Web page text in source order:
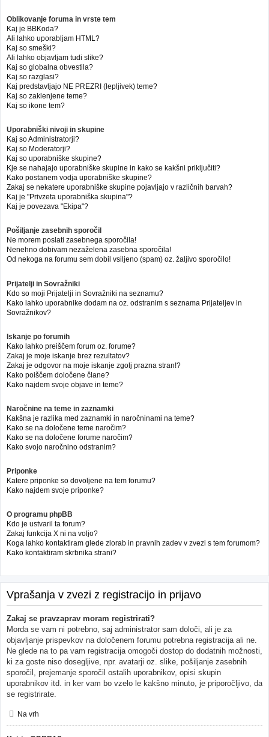
Oblikovanje foruma in vrste tem
Kaj je BBKoda?
Ali lahko uporabljam HTML?
Kaj so smeški?
Ali lahko objavljam tudi slike?
Kaj so globalna obvestila?
Kaj so razglasi?
Kaj predstavljajo NE PREZRI (lepljivek) teme?
Kaj so zaklenjene teme?
Kaj so ikone tem?
Uporabniški nivoji in skupine
Kaj so Administratorji?
Kaj so Moderatorji?
Kaj so uporabniške skupine?
Kje se nahajajo uporabniške skupine in kako se kakšni priključiti?
Kako postanem vodja uporabniške skupine?
Zakaj se nekatere uporabniške skupine pojavljajo v različnih barvah?
Kaj je "Privzeta uporabniška skupina"?
Kaj je povezava "Ekipa"?
Pošiljanje zasebnih sporočil
Ne morem poslati zasebnega sporočila!
Nenehno dobivam nezaželena zasebna sporočila!
Od nekoga na forumu sem dobil vsiljeno (spam) oz. žaljivo sporočilo!
Prijatelji in Sovražniki
Kdo so moji Prijatelji in Sovražniki na seznamu?
Kako lahko uporabnike dodam na oz. odstranim s seznama Prijateljev in
Sovražnikov?
Iskanje po forumih
Kako lahko preiščem forum oz. forume?
Zakaj je moje iskanje brez rezultatov?
Zakaj je odgovor na moje iskanje zgolj prazna stran!?
Kako poiščem določene člane?
Kako najdem svoje objave in teme?
Naročnine na teme in zaznamki
Kakšna je razlika med zaznamki in naročninami na teme?
Kako se na določene teme naročim?
Kako se na določene forume naročim?
Kako svojo naročnino odstranim?
Priponke
Katere priponke so dovoljene na tem forumu?
Kako najdem svoje priponke?
O programu phpBB
Kdo je ustvaril ta forum?
Zakaj funkcija X ni na voljo?
Koga lahko kontaktiram glede zlorab in pravnih zadev v zvezi s tem forumom?
Kako kontaktiram skrbnika strani?
Vprašanja v zvezi z registracijo in prijavo
Zakaj se pravzaprav moram registrirati?
Morda se vam ni potrebno, saj administrator sam določi, ali je za
objavljanje prispevkov na določenem forumu potrebna registracija ali ne.
Ne glede na to pa vam registracija omogoči dostop do dodatnih možnosti,
ki za goste niso dosegljive, npr. avatarji oz. slike, pošiljanje zasebnih
sporočil, prejemanje sporočil ostalih uporabnikov, opisi skupin
uporabnikov itd. in ker vam bo vzelo le kakšno minuto, je priporočljivo, da
se registrirate.
Na vrh